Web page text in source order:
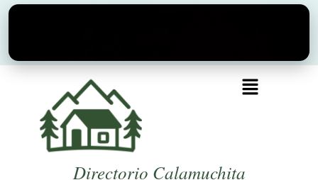
contenido
Menú
Directorio Calamuchita